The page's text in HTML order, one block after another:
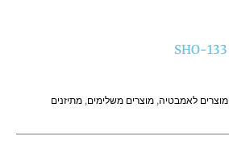
מוצרים לאמבטיה, מוצרים משלימים, מתיזנים